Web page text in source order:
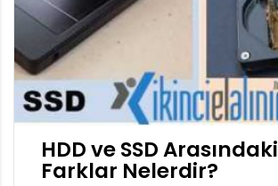
HDD ve SSD Arasındaki
Farklar Nelerdir?